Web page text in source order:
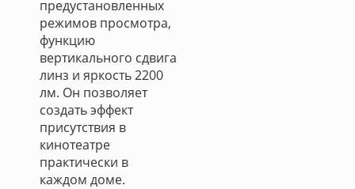
предустановленных
режимов просмотра,
функцию
вертикального сдвига
линз и яркость 2200
лм. Он позволяет
создать эффект
присутствия в
кинотеатре
практически в
каждом доме.